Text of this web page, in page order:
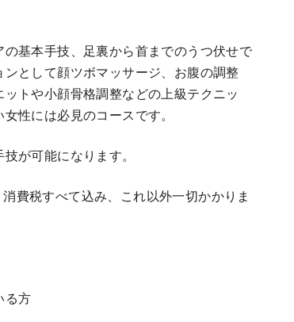
基本手技、足裏から首までのうつ伏せで
として顔ツボマッサージ、お腹の調整
トや小顔骨格調整などの上級テクニッ
性には必見のコースです。
が可能になります。
費税すべて込み、これ以外一切かかりま
る方